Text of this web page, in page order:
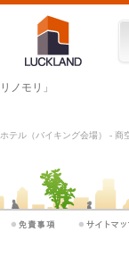
リノモリ」
ホテル（バイキング会場） - 商